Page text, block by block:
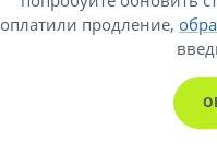
оплатили продление,